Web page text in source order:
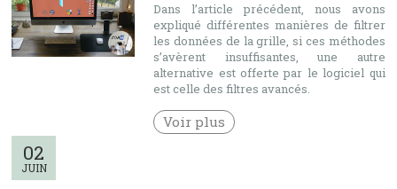
02
JUIN
Dans l’article précédent, nous avons
expliqué différentes manières de filtrer
les données de la grille, si ces méthodes
s’avèrent insuffisantes, une autre
alternative est offerte par le logiciel qui
est celle des filtres avancés.
Voir plus